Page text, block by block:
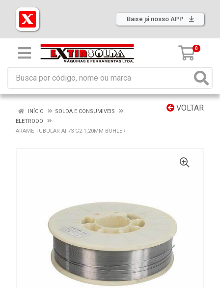
Baixe já nosso APP
0
VOLTAR
INÍCIO
SOLDA E CONSUMIVEIS
ELETRODO
ARAME TUBULAR AF73-G2 1,20MM BOHLER